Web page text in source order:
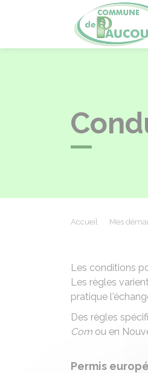
Accueil Mes
Les conditions
Les règles
pratique
Des règles
Com ou en
Permis